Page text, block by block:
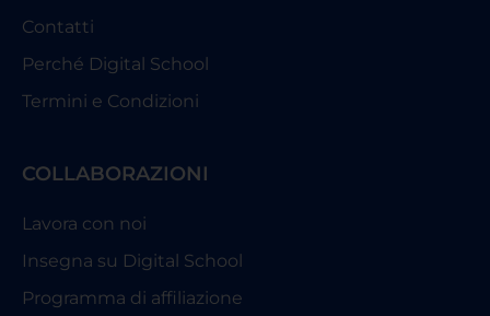
Contatti
Perché Digital School
Termini e Condizioni
COLLABORAZIONI
Lavora con noi
Insegna su Digital School
Programma di affiliazione